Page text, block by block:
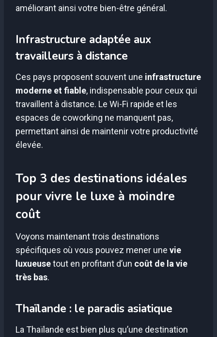
améliorant ainsi votre bien-être général.
Infrastructure adaptée aux
travailleurs à distance
Ces pays proposent souvent une infrastructure
moderne et fiable, indispensable pour ceux qui
travaillent à distance. Le Wi-Fi rapide et les
espaces de coworking ne manquent pas,
permettant ainsi de maintenir votre productivité
élevée.
Top 3 des destinations idéales
pour vivre le luxe à moindre
coût
Voyons maintenant trois destinations
spécifiques où vous pouvez mener une vie
luxueusetout en profitant d’un coût de la vie
très bas.
Thaïlande : le paradis asiatique
La Thaïlande est bien plus qu’une destination